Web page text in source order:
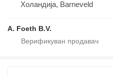
Холандија, Barneveld
A. Foeth B.V.